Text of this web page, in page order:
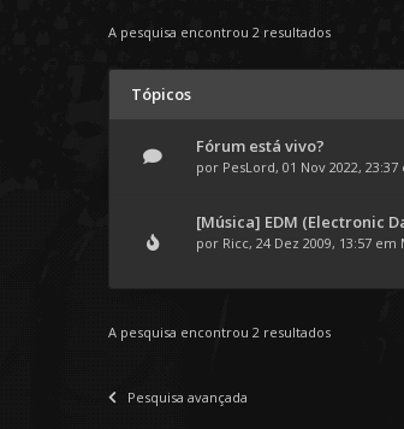
A pesquisa encontrou 2 resultados
Tópicos
Fórum está vivo?
por PesLord, 01 Nov 2022, 23:37
[Música] EDM (Electronic
por Ricc, 24 Dez 2009, 13:57 em
A pesquisa encontrou 2 resultados
Pesquisa avançada